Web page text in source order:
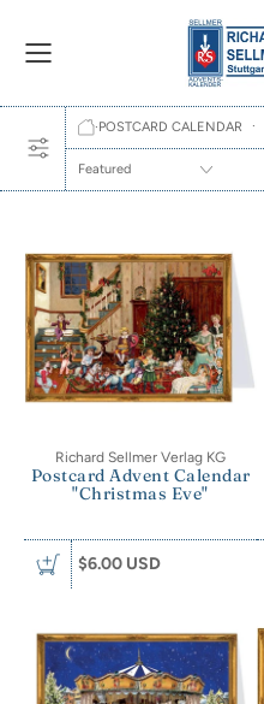
FEATURED
·POSTCARD CALENDAR ·
Richard Sellmer Verlag KG
Postcard Advent Calendar
"Christmas Eve"
$6.00 USD